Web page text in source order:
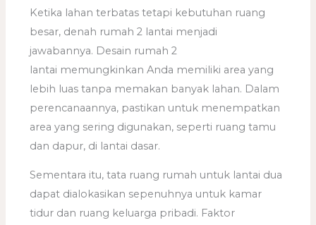
Ketika lahan terbatas tetapi kebutuhan ruang
besar, denah rumah 2 lantai menjadi
jawabannya. Desain rumah 2
lantai memungkinkan Anda memiliki area yang
lebih luas tanpa memakan banyak lahan. Dalam
perencanaannya, pastikan untuk menempatkan
area yang sering digunakan, seperti ruang tamu
dan dapur, di lantai dasar.
Sementara itu, tata ruang rumah untuk lantai dua
dapat dialokasikan sepenuhnya untuk kamar
tidur dan ruang keluarga pribadi. Faktor